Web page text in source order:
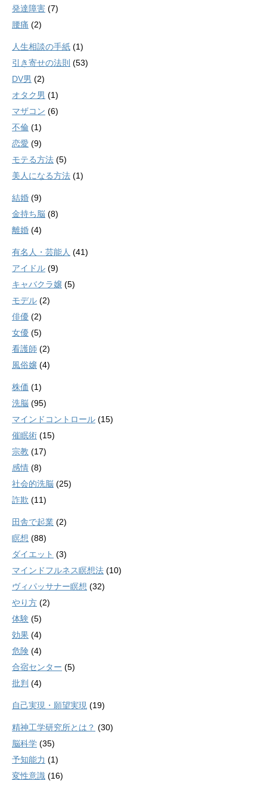
発達障害 (7)
腰痛 (2)
人生相談の手紙 (1)
引き寄せの法則 (53)
DV男 (2)
オタク男 (1)
マザコン (6)
不倫 (1)
恋愛 (9)
モテる方法 (5)
美人になる方法 (1)
結婚 (9)
金持ち脳 (8)
離婚 (4)
有名人・芸能人 (41)
アイドル (9)
キャバクラ嬢 (5)
モデル (2)
俳優 (2)
女優 (5)
看護師 (2)
風俗嬢 (4)
株価 (1)
洗脳 (95)
マインドコントロール (15)
催眠術 (15)
宗教 (17)
感情 (8)
社会的洗脳 (25)
詐欺 (11)
田舎で起業 (2)
瞑想 (88)
ダイエット (3)
マインドフルネス瞑想法 (10)
ヴィパッサナー瞑想 (32)
やり方 (2)
体験 (5)
効果 (4)
危険 (4)
合宿センター (5)
批判 (4)
自己実現・願望実現 (19)
精神工学研究所とは？ (30)
脳科学 (35)
予知能力 (1)
変性意識 (16)